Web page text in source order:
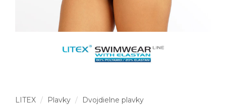
LITEX Plavky Dvojdielne plavky